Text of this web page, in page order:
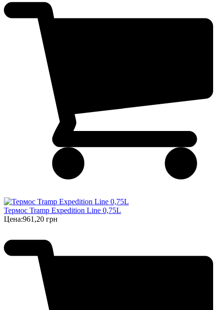
Термос Tramp Expedition Line 0,75L
Цена:961,20 грн